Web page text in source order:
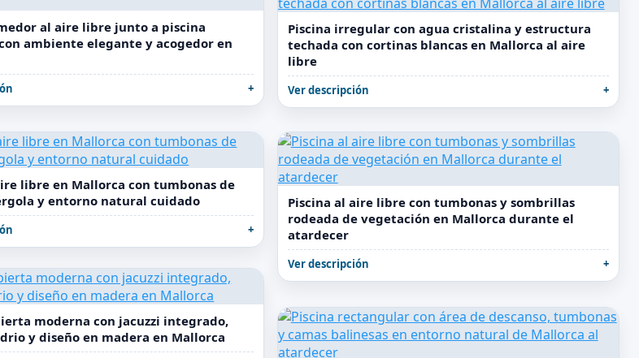
al aire libre junto a piscina
ambiente elegante y acogedor en
Piscina irregular con agua cristalina y estructura
techada con cortinas blancas en Mallorca al aire
libre
Ver descripción
libre en Mallorca con tumbonas de
y entorno natural cuidado
Piscina al aire libre con tumbonas y sombrillas
rodeada de vegetación en Mallorca durante el
atardecer
Ver descripción
moderna con jacuzzi integrado,
y diseño en madera en Mallorca